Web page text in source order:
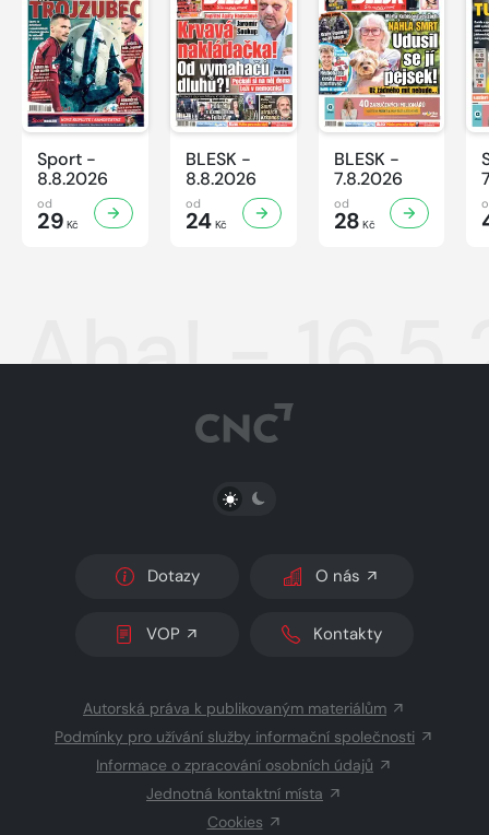
Sport -
8.8.2026
od
29 Kč
BLESK -
8.8.2026
od
24Kč
BLESK -
7.8.2026
od
28 Kč
Aha! -
PŘEPNOUT SVĚTLÝ/TMAVÝ REŽIM
Dotazy O nás
VOP Kontakty
Autorská práva k publikovaným materiálům
Podmínky pro užívání služby informační společnosti
Informace o zpracování osobních údajů
Jednotná kontaktní místa
Cookies